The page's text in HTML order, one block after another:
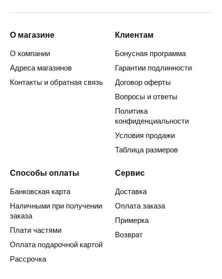
О магазине
О компании
Адреса магазинов
Контакты и обратная связь
Клиентам
Бонусная программа
Гарантии подлинности
Договор оферты
Вопросы и ответы
Политика
конфиденциальности
Условия продажи
Таблица размеров
Способы оплаты
Банковская карта
Наличными при получении
заказа
Плати частями
Оплата подарочной картой
Рассрочка
Сервис
Доставка
Оплата заказа
Примерка
Возврат